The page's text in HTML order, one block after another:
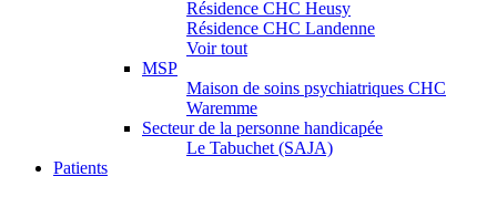
Résidence CHC Heusy
Résidence CHC Landenne
Voir tout
MSP
Maison de soins psychiatriques CHC
Waremme
Secteur de la personne handicapée
Le Tabuchet (SAJA)
Patients